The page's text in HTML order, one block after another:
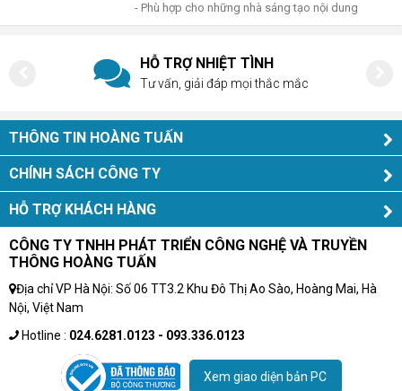
- Phù hợp cho những nhà sáng tạo nội dung
HỖ TRỢ NHIỆT TÌNH
Tư vấn, giải đáp mọi thắc mắc
THÔNG TIN HOÀNG TUẤN
CHÍNH SÁCH CÔNG TY
HỖ TRỢ KHÁCH HÀNG
CÔNG TY TNHH PHÁT TRIỂN CÔNG NGHỆ VÀ TRUYỀN
THÔNG HOÀNG TUẤN
Địa chỉ VP Hà Nội: Số 06 TT3.2 Khu Đô Thị Ao Sào, Hoàng Mai, Hà
Nội, Việt Nam
Hotline : 024.6281.0123 - 093.336.0123
Xem giao diện bản PC